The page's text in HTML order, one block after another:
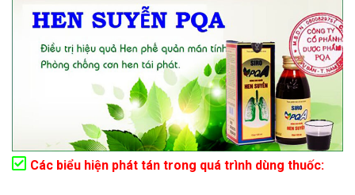
Các biểu hiện phát tán trong quá trình dùng thuốc: